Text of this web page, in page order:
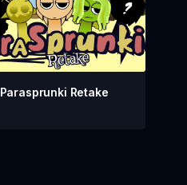
Parasprunki Retake